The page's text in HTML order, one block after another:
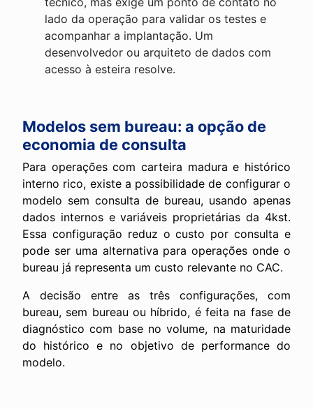
lado da operação para validar os testes e
acompanhar a implantação. Um
desenvolvedor ou arquiteto de dados com
acesso à esteira resolve.
Modelos sem bureau: a opção de
economia de consulta
Para operações com carteira madura e histórico
interno rico, existe a possibilidade de configurar o
modelo sem consulta de bureau, usando apenas
dados internos e variáveis proprietárias da 4kst.
Essa configuração reduz o custo por consulta e
pode ser uma alternativa para operações onde o
bureau já representa um custo relevante no CAC.
A decisão entre as três configurações, com
bureau, sem bureau ou híbrido, é feita na fase de
diagnóstico com base no volume, na maturidade
do histórico e no objetivo de performance do
modelo.